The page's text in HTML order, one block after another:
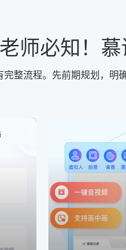
老师必知！
整流程。先前期规划，明
输出
AI+音频
配音一键生成
AI+音频：基于全
TTS能力打造的
工具，输入文本、
人即可一键生成专